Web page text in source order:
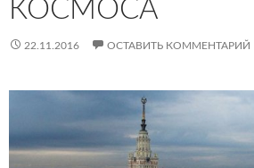
КОСМОСА
22.11.2016 ОСТАВИТЬ КОММЕНТАРИЙ